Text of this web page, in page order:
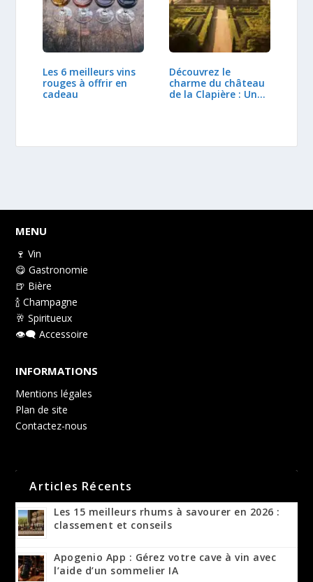
Les 6 meilleurs vins
rouges à offrir en
cadeau
Découvrez le
charme du château
de la Clapière : Un…
MENU
🍷 Vin
😋 Gastronomie
🍺 Bière
🍾 Champagne
🥂 Spiritueux
👁️‍🗨️ Accessoire
INFORMATIONS
Mentions légales
Plan de site
Contactez-nous
Articles Récents
Les 15 meilleurs rhums à savourer en 2026 :
classement et conseils
Apogenio App : Gérez votre cave à vin avec
l’aide d’un sommelier IA